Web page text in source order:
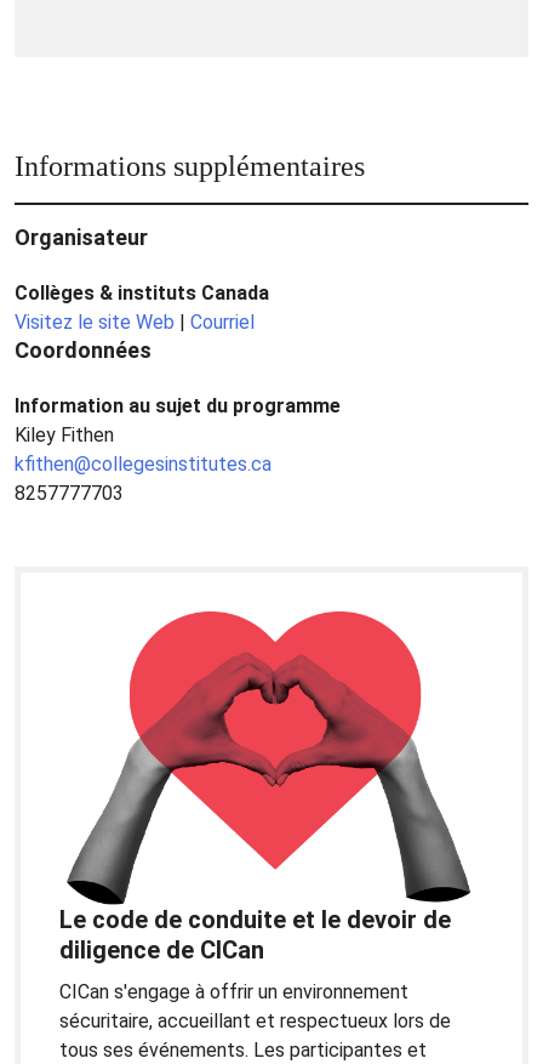
Informations supplémentaires
Organisateur
Collèges & instituts Canada
Visitez le site Web
Courriel
Coordonnées
Information au sujet du programme
Kiley Fithen
kfithen@collegesinstitutes.ca
8257777703
Le code de conduite et le devoir de
diligence de CICan
CICan s'engage à offrir un environnement
sécuritaire, accueillant et respectueux lors de
tous ses événements. Les participantes et